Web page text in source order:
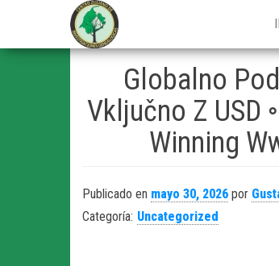
Investigaciones
Genealógicas
Globalno
Vključno Z USD
Winning
Publicado en mayo 30, 2026 por
Categoría: Uncategorized